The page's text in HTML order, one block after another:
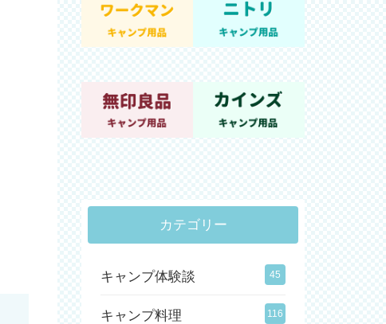
カテゴリー
キャンプ体験談 45
キャンプ料理 116